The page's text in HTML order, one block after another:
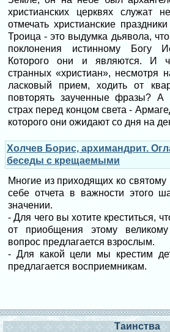
христианских церквях служат
отмечать христианские
Троица - это выдумка дьявола,
поклонения истинному Богу
Которого они и являются. И
странных «христиан», несмотря
ласковый прием, ходить от
повторять заученные фразы?
страх перед концом света -
которого они ожидают со дня на
Холчев Борис, архимандрит.
беседы с крещаемыми
Многие из приходящих ко
себе отчета в важности этого
значении.
- Для чего вы хотите креститься,
от приобщения этому
вопрос предлагается взрослым.
- Для какой цели мы крестим
предлагается восприемникам.
Таинства